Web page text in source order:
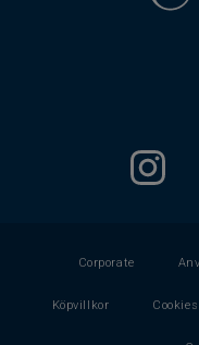
Corporate
Köpvillkor